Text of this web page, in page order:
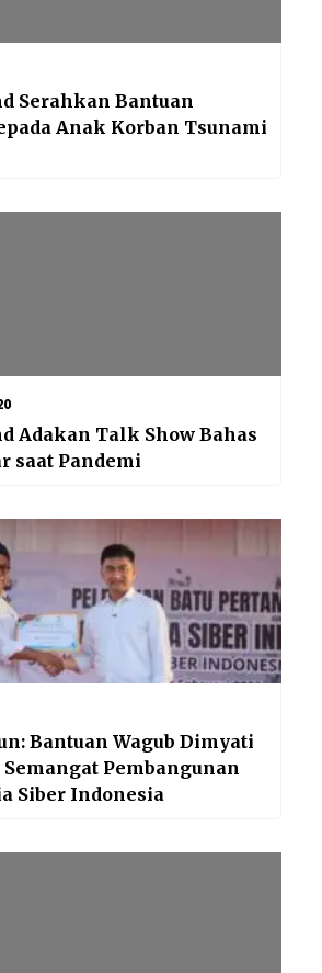
Serahkan Bantuan
Anak Korban Tsunami
Adakan Talk Show Bahas
saat Pandemi
Bantuan Wagub Dimyati
Pembangunan
Siber Indonesia